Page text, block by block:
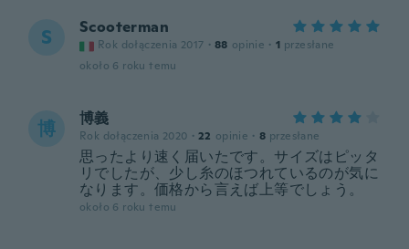
S Scooterman
Rok dołączenia 2017 · 88 opinie · 1 przesłane
około 6 roku temu
博 博義
Rok dołączenia 2020 · 22 opinie · 8 przesłane
思ったより速く届いたです。サイズはピッタ
リでしたが、少し糸のほつれているのが気に
なります。価格から言えば上等でしょう。
około 6 roku temu